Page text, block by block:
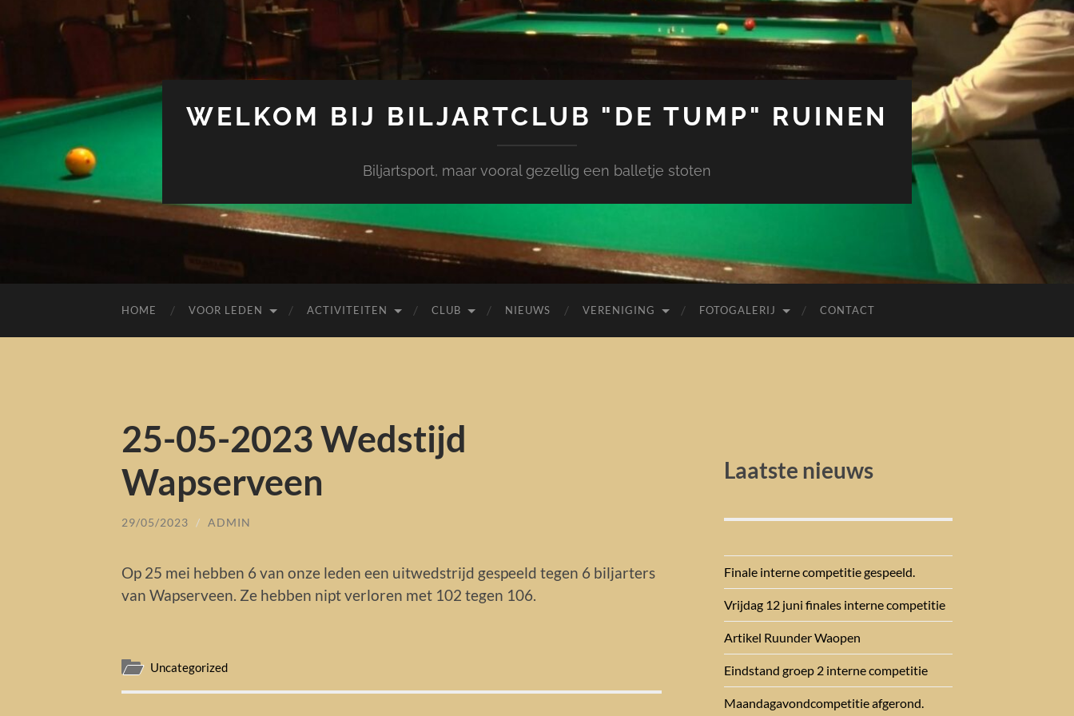
WELKOM BIJ BILJARTCLUB "DE TUMP" RUINEN
Biljartsport, maar vooral gezellig een balletje stoten
HOME VOOR LEDEN ACTIVITEITEN CLUB NIEUWS VERENIGING FOTOGALERIJ CONTACT
25-05-2023 Wedstijd
Wapserveen
29/05/2023 / ADMIN
Op 25 mei hebben 6 van onze leden een uitwedstrijd gespeeld tegen 6 biljarters
van Wapserveen. Ze hebben nipt verloren met 102 tegen 106.
Uncategorized
Laatste nieuws
Finale interne competitie gespeeld.
Vrijdag 12 juni finales interne competitie
Artikel Ruunder Waopen
Eindstand groep 2 interne competitie
Maandagavondcompetitie afgerond.